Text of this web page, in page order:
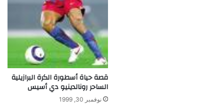
قصة حياة أسطورة الكرة البرازيلية
الساحر رونالدينيو دي أسيس
نوفمبر 30, 1999